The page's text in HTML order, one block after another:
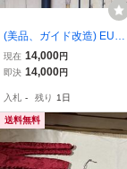
(美品、ガイド改造) EUFL
EX INFANTE 8.0#3 4pc
フライロッド (高級ロッ
実測で63.5センチです。
現在 14,000円
即決 14,000円
入札 - 残り 1日
送料無料